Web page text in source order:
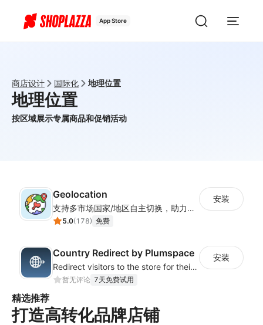
App Store
商店设计 国际化 地理位置
地理位置
按区域展示专属商品和促销活动
Geolocation
支持多市场国家/地区自主切换，助力店铺全球化运营
5.0(178) 免费
安装
Country Redirect by Plumspace
Redirect visitors to the store for their country with a clear pop-up or banner.
暂无评论 7天免费试用
安装
精选推荐
打造高转化品牌店铺